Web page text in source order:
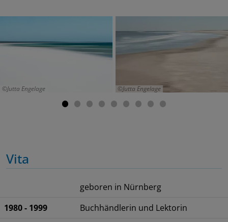
Jutta Engelage Jutta Engelage
Vita
geboren in Nürnberg
1980 - 1999
Buchhändlerin und Lektorin